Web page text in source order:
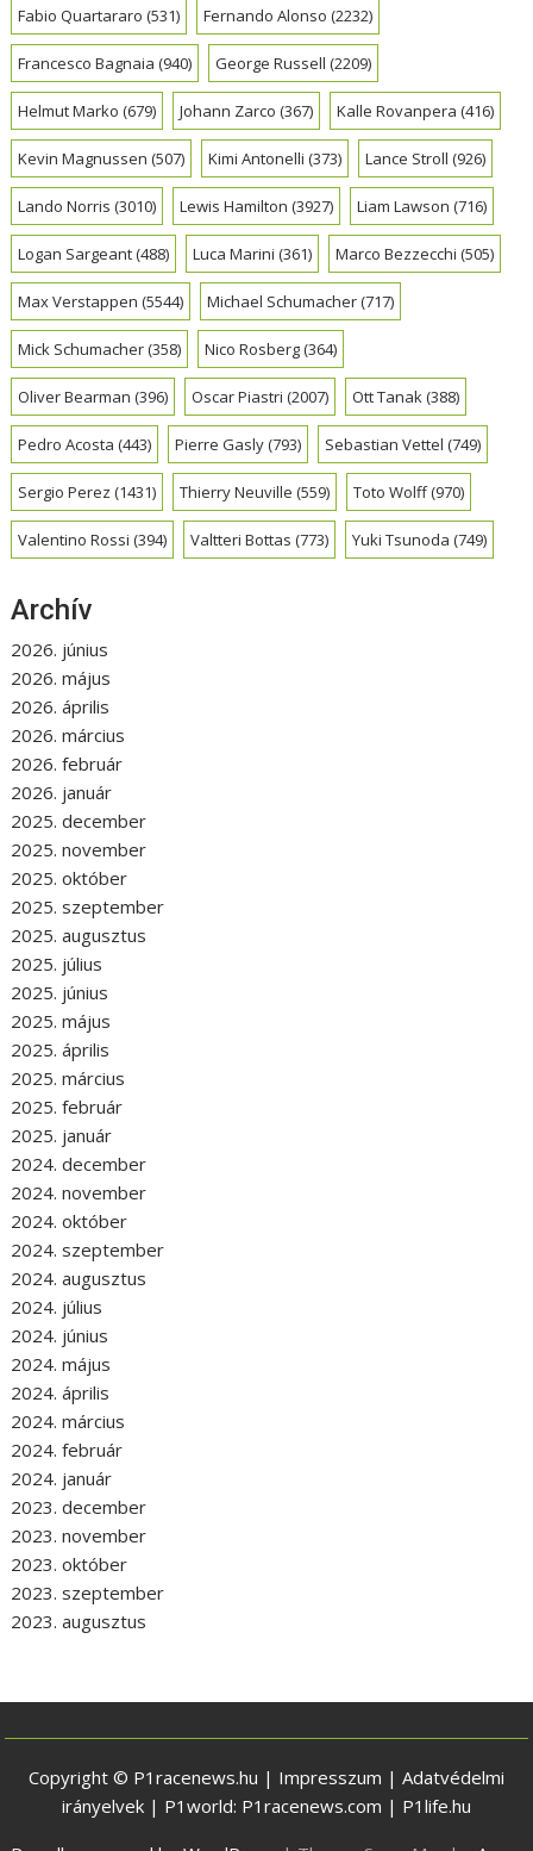
Fabio Quartararo (531) Fernando Alonso (2232)
Francesco Bagnaia (940) George Russell (2209)
Helmut Marko (679) Johann Zarco (367) Kalle Rovanpera (416)
Kevin Magnussen (507) Kimi Antonelli (373) Lance Stroll (926)
Lando Norris (3010) Lewis Hamilton (3927) Liam Lawson (716)
Logan Sargeant(488) Luca Marini (361) Marco Bezzecchi (505)
Max Verstappen (5544) Michael Schumacher(717)
Mick Schumacher(358) Nico Rosberg(364)
Oliver Bearman (396) Oscar Piastri (2007) Ott Tanak(388)
Pedro Acosta (443) Pierre Gasly(793) Sebastian Vettel (749)
Sergio Perez (1431) Thierry Neuville (559) Toto Wolff(970)
Valentino Rossi (394) Valtteri Bottas (773) Yuki Tsunoda (749)
Archív
2026. június
2026. május
2026. április
2026. március
2026. február
2026. január
2025. december
2025. november
2025. október
2025. szeptember
2025. augusztus
2025. július
2025. június
2025. május
2025. április
2025. március
2025. február
2025. január
2024. december
2024. november
2024. október
2024. szeptember
2024. augusztus
2024. július
2024. június
2024. május
2024. április
2024. március
2024. február
2024. január
2023. december
2023. november
2023. október
2023. szeptember
2023. augusztus
Copyright © P1racenews.hu | Impresszum | Adatvédelmi
irányelvek | P1world: P1racenews.com | P1life.hu